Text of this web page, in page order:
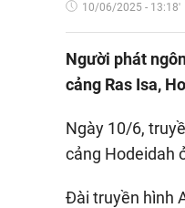
10/06/2025 - 13:18'
Người phát
cảng Ras Isa,
Ngày 10/6,
cảng Hodeidah
Đài truyền hình